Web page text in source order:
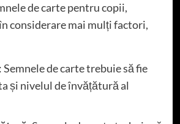
de carte pentru copii,
considerare mai mulți factori,
: Semnele de carte trebuie să fie
și nivelul de învățătură al